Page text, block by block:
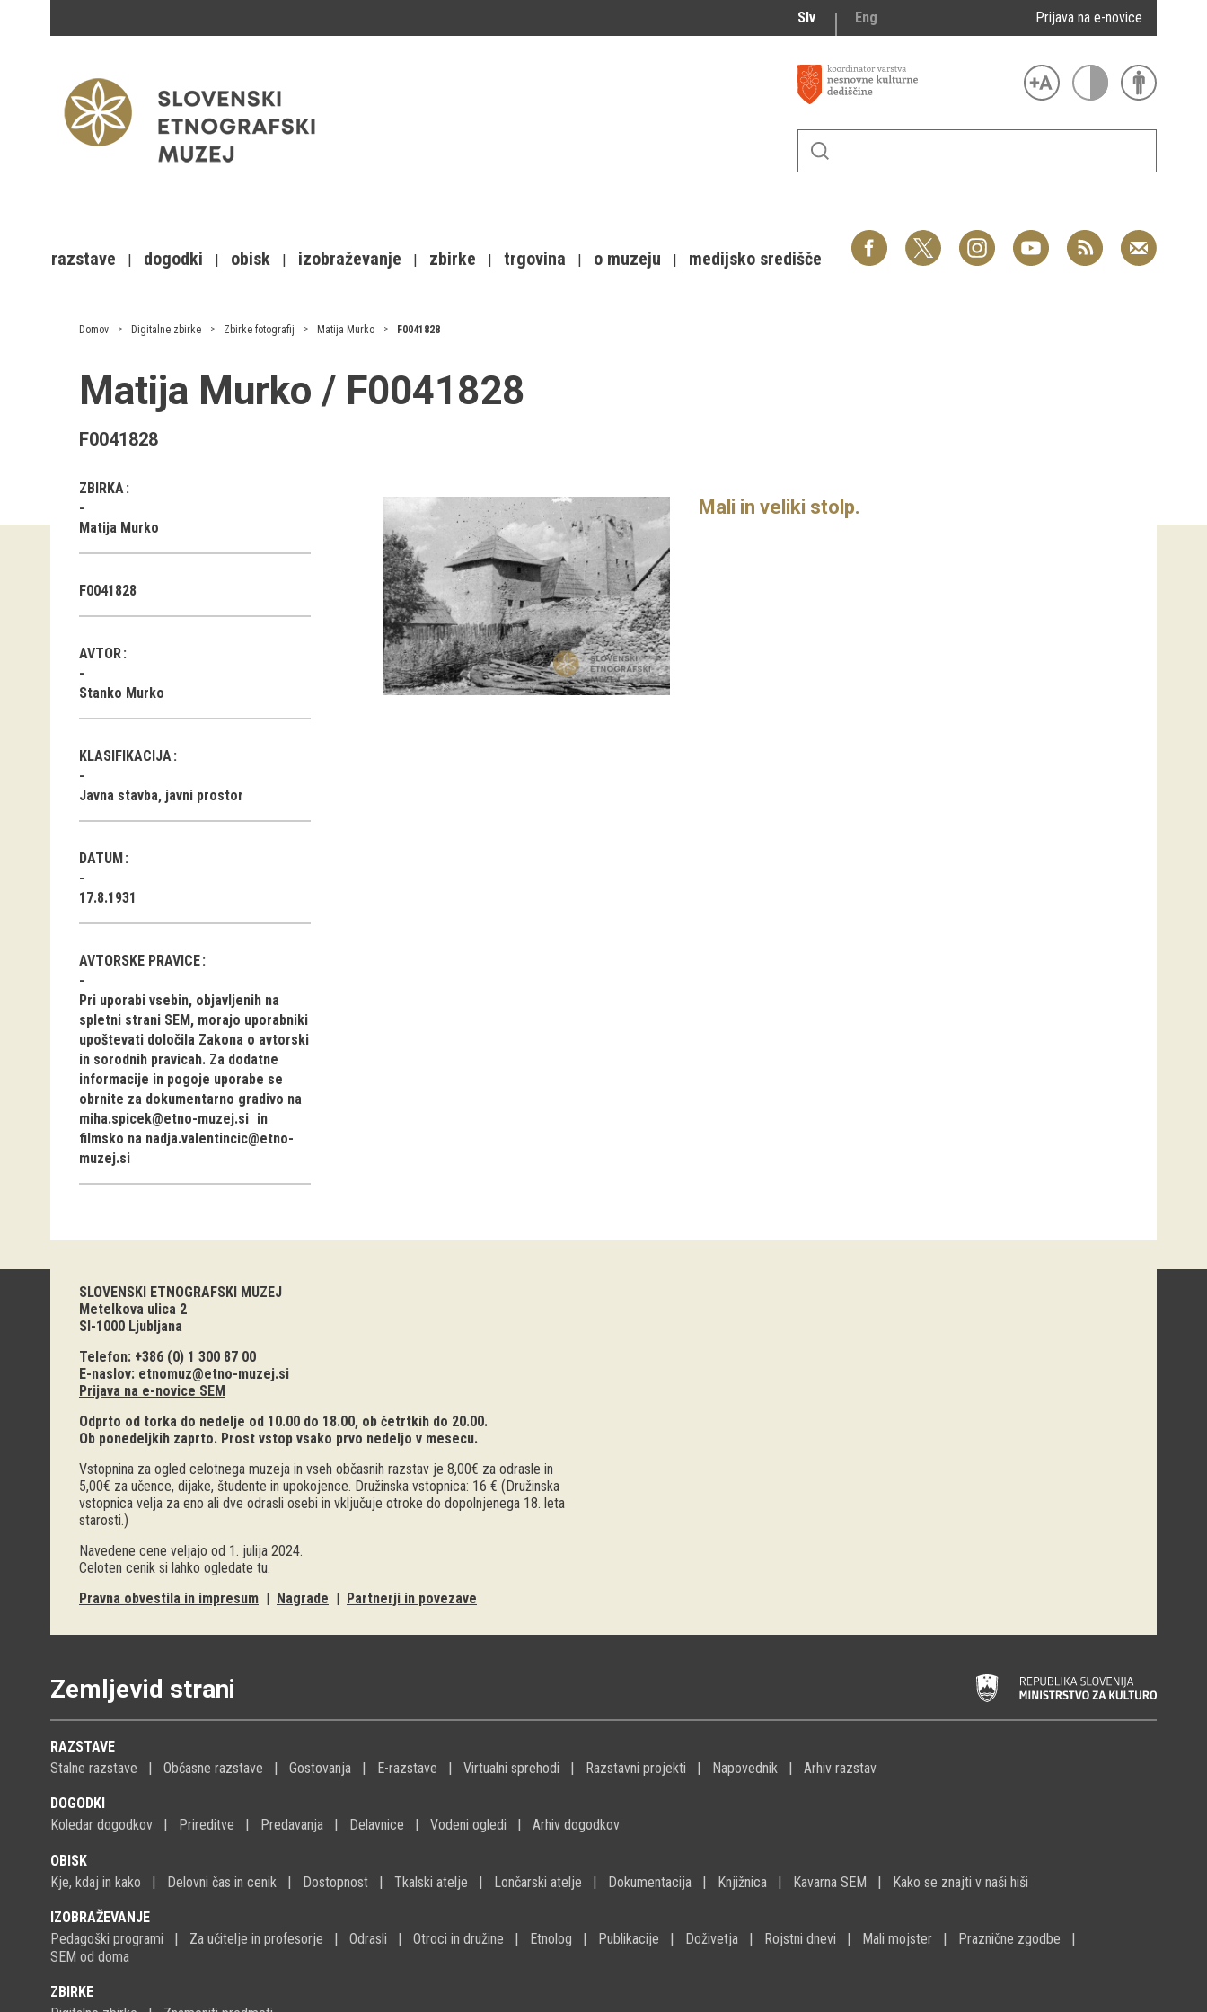
Slv Eng Prijava na e-novice
razstave dogodki obisk izobraževanje zbirke trgovina o muzeju medijsko središče
Domov Digitalne zbirke Zbirke fotografij Matija Murko F0041828
Matija Murko / F0041828
F0041828
ZBIRKA
Matija Murko
F0041828
AVTOR
Stanko Murko
KLASIFIKACIJA
Javna stavba, javni prostor
DATUM
17.8.1931
AVTORSKE PRAVICE
Pri uporabi vsebin, objavljenih na
spletni strani SEM, morajo uporabniki
upoštevati določila Zakona o avtorski
in sorodnih pravicah. Za dodatne
informacije in pogoje uporabe se
obrnite za dokumentarno gradivo na
miha.spicek@etno-muzej.si in
filmsko na nadja.valentincic@etno-
muzej.si
Mali in veliki stolp.
SLOVENSKI ETNOGRAFSKI MUZEJ
Metelkova ulica 2
SI-1000 Ljubljana
Telefon: +386 (0) 1 300 87 00
E-naslov: etnomuz@etno-muzej.si
Prijava na e-novice SEM
Odprto od torka do nedelje od 10.00 do 18.00, ob četrtkih do 20.00.
Ob ponedeljkih zaprto. Prost vstop vsako prvo nedeljo v mesecu.
Vstopnina za ogled celotnega muzeja in vseh občasnih razstav je 8,00€ za odrasle in
5,00€ za učence, dijake, študente in upokojence. Družinska vstopnica: 16 € (Družinska
vstopnica velja za eno ali dve odrasli osebi in vključuje otroke do dopolnjenega 18. leta
starosti.)
Navedene cene veljajo od 1. julija 2024.
Celoten cenik si lahko ogledate tu.
Pravna obvestila in impresum | Nagrade | Partnerji in povezave
Zemljevid strani
RAZSTAVE
Stalne razstave
Občasne razstave Gostovanja E-razstave Virtualni sprehodi Razstavni projekti Napovednik Arhiv razstav
DOGODKI
Koledar dogodkov
Prireditve Predavanja Delavnice Vodeni ogledi Arhiv dogodkov
OBISK
Kje, kdaj in kako
Delovni čas in cenik Dostopnost Tkalski atelje Lončarski atelje Dokumentacija Knjižnica Kavarna SEM Kako se znajti v naši hiši
IZOBRAŽEVANJE
Pedagoški programi
Za učitelje in profesorje Odrasli Otroci in družine Etnolog Publikacije Doživetja Rojstni dnevi Mali mojster
Praznične zgodbe
SEM od doma
ZBIRKE